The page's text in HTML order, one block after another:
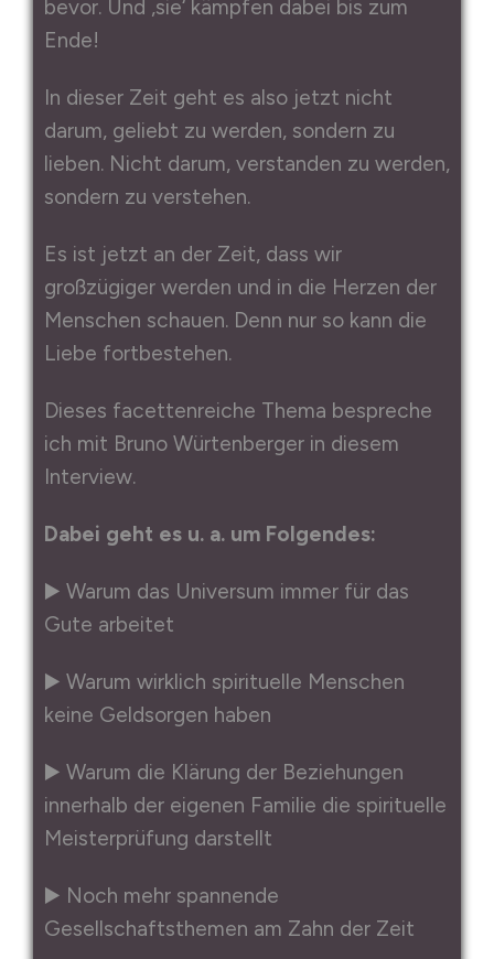
bevor. Und ‚sie‘ kämpfen dabei bis zum
Ende!
In dieser Zeit geht es also jetzt nicht
darum, geliebt zu werden, sondern zu
lieben. Nicht darum, verstanden zu werden,
sondern zu verstehen.
Es ist jetzt an der Zeit, dass wir
großzügiger werden und in die Herzen der
Menschen schauen. Denn nur so kann die
Liebe fortbestehen.
Dieses facettenreiche Thema bespreche
ich mit Bruno Würtenberger in diesem
Interview.
Dabei geht es u. a. um Folgendes:
▶️ Warum das Universum immer für das
Gute arbeitet
▶️ Warum wirklich spirituelle Menschen
keine Geldsorgen haben
▶️ Warum die Klärung der Beziehungen
innerhalb der eigenen Familie die spirituelle
Meisterprüfung darstellt
▶️ Noch mehr spannende
Gesellschaftsthemen am Zahn der Zeit